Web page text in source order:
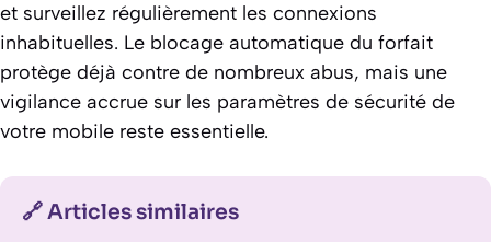
et surveillez régulièrement les connexions
inhabituelles. Le blocage automatique du forfait
protège déjà contre de nombreux abus, mais une
vigilance accrue sur les paramètres de sécurité de
votre mobile reste essentielle.
🔗 Articles similaires